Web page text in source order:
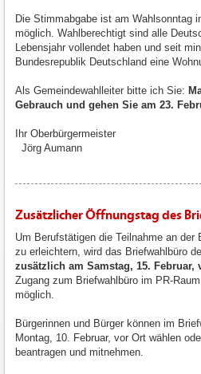
Die Stimmabgabe ist am Wahlsonntag
möglich. Wahlberechtigt sind alle
Lebensjahr vollendet haben und seit
Bundesrepublik Deutschland eine
Als Gemeindewahlleiter bitte ich Sie:
Gebrauch und gehen Sie am 23.
Ihr Oberbürgermeister
Jörg Aumann
Zusätzlicher Öffnungstag des
Um Berufstätigen die Teilnahme an der
zu erleichtern, wird das Briefwahlbüro
zusätzlich am Samstag, 15. Februar,
Zugang zum Briefwahlbüro im PR-
möglich.
Bürgerinnen und Bürger können im
Montag, 10. Februar, vor Ort wählen
beantragen und mitnehmen.